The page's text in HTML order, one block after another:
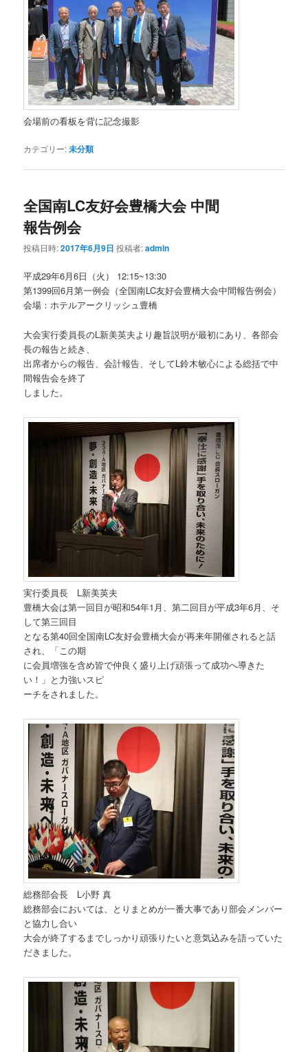
会場前の看板を背に記念撮影
カテゴリー:未分類
全国南LC友好会豊橋大会 中間
報告例会
投稿日時:2017年6月9日 投稿者:admin
平成29年6月6日（火） 12:15~13:30
第1399回6月第一例会（全国南LC友好会豊橋大会中間報告例会）
会場：ホテルアークリッシュ豊橋
大会実行委員長のL新美英夫より趣旨説明が最初にあり、各部会
長の報告と続き、
出席者からの報告、会計報告、そしてL鈴木敏心による総括で中
間報告会を終了
しました。
実行委員長 L新美英夫
豊橋大会は第一回目が昭和54年1月、第二回目が平成3年6月、そ
して第三回目
となる第40回全国南LC友好会豊橋大会が再来年開催されると話
され、「この期
に会員増強を含め皆で仲良く盛り上げ頑張って成功へ導きた
い！」と力強いスピ
ーチをされました。
総務部会長 L小野 真
総務部会においては、とりまとめが一番大事であり部会メンバー
と協力し合い
大会が終了するまでしっかり頑張りたいと意気込みを語っていた
だきました。